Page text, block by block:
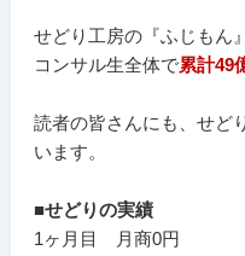
せどり工房の『ふじもん
コンサル生全体で累計49
読者の皆さんにも、せど
います。
■せどりの実績
1ヶ月目 月商0円